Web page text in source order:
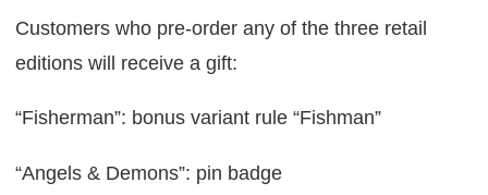
Customers who pre-order any of the three retail
editions will receive a gift:
“Fisherman”: bonus variant rule “Fishman”
“Angels & Demons”: pin badge